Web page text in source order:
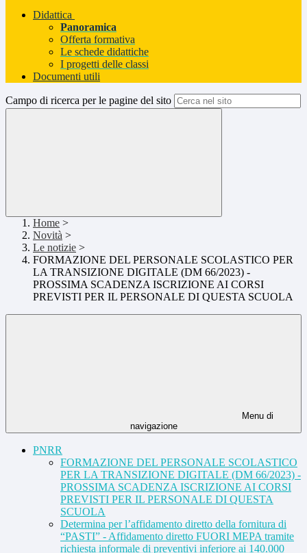
Didattica
Panoramica
Offerta formativa
Le schede didattiche
I progetti delle classi
Documenti utili
Campo di ricerca per le pagine del sito
Home >
Novità >
Le notizie >
FORMAZIONE DEL PERSONALE SCOLASTICO PER
LA TRANSIZIONE DIGITALE (DM 66/2023) -
PROSSIMA SCADENZA ISCRIZIONE AI CORSI
PREVISTI PER IL PERSONALE DI QUESTA SCUOLA
Menu di
navigazione
PNRR
FORMAZIONE DEL PERSONALE SCOLASTICO
PER LA TRANSIZIONE DIGITALE (DM 66/2023) -
PROSSIMA SCADENZA ISCRIZIONE AI CORSI
PREVISTI PER IL PERSONALE DI QUESTA
SCUOLA
Determina per l’affidamento diretto della fornitura di
“PASTI” - Affidamento diretto FUORI MEPA tramite
richiesta informale di preventivi inferiore ai 140.000